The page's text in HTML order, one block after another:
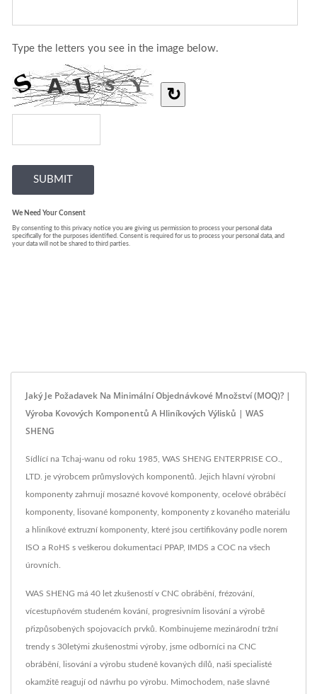
Jaký Je Požadavek Na Minimální Objednávkové Množství (MOQ)? |
Výroba Kovových Komponentů A Hliníkových Výlisků | WAS
SHENG
Sídlící na Tchaj-wanu od roku 1985, WAS SHENG ENTERPRISE CO.,
LTD. je výrobcem průmyslových komponentů. Jejich hlavní výrobní
komponenty zahrnují mosazné kovové komponenty, ocelové obráběcí
komponenty, lisované komponenty, komponenty z kovaného materiálu
a hliníkové extruzní komponenty, které jsou certifikovány podle norem
ISO a RoHS s veškerou dokumentací PPAP, IMDS a COC na všech
úrovních.
WAS SHENG má 40 let zkušeností v CNC obrábění, frézování,
vícestupňovém studeném kování, progresivním lisování a výrobě
přizpůsobených spojovacích prvků. Kombinujeme mezinárodní tržní
trendy s 30letými zkušenostmi výroby, jsme odborníci na CNC
obrábění, lisování a výrobu studeně kovaných dílů, naši specialisté
okamžitě reagují od návrhu po výrobu. Mimochodem, naše slavné